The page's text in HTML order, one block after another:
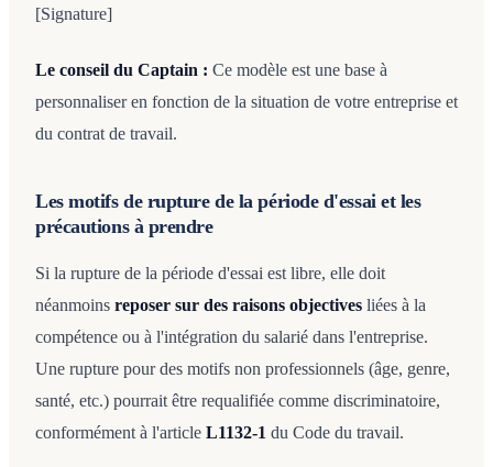
[Signature]
Le conseil du Captain : Ce modèle est une base à
personnaliser en fonction de la situation de votre entreprise et
du contrat de travail.
Les motifs de rupture de la période d'essai et les
précautions à prendre
Si la rupture de la période d'essai est libre, elle doit
néanmoins reposer sur des raisons objectives liées à la
compétence ou à l'intégration du salarié dans l'entreprise.
Une rupture pour des motifs non professionnels (âge, genre,
santé, etc.) pourrait être requalifiée comme discriminatoire,
conformément à l'article L1132-1 du Code du travail.